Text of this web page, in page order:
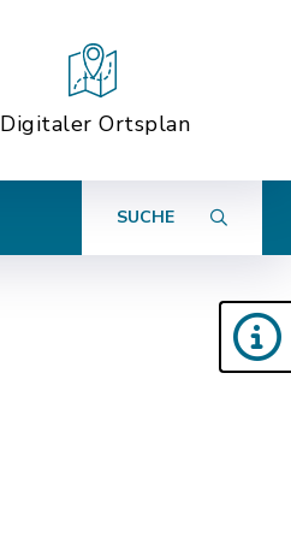
Digitaler Ortsplan
SUCHE